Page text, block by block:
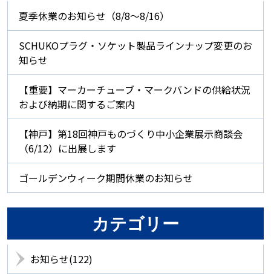
夏季休業のお知らせ（8/8～8/16）
SCHUKOプラグ・ソケット製品ラインナップ変更のお
知らせ
【重要】マーカーチューブ・マークバンドの供給状況
および納期に関するご案内
【神戸】第18回神戸ものづくり中小企業展示商談会
（6/12）に出展します
ゴールデンウィーク期間休業のお知らせ
カテゴリー
お知らせ(122)